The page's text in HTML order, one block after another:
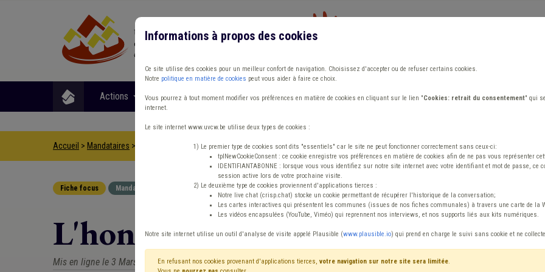
Actions Matières Formations Publications Outils Fiches
Accueil > Mandataires > L'honorariat des mandataires locaux
Fiche focus Mandataires
L'honorariat des mandataires
Mis en ligne le 3 Mars 2008 - Dernière mise à jour le 10 Octobre 2025
Informations à propos des cookies
Ce site utilise des cookies pour un meilleur confort de navigation. Choisissez d'accepter ou de refuser certains cookies.
Notre politique en matière de cookies peut vous aider à faire ce choix.
Vous pourrez à tout moment modifier vos préférences en matière de cookies en cliquant sur le lien "Cookies: retrait du consentement" qui
internet.
Le site internet www.uvcw.be utilise deux types de cookies :
1) Le premier type de cookies sont dits "essentiels" car le site ne peut fonctionner correctement sans ceux-ci:
tplNewCookieConsent : ce cookie enregistre vos préférences en matière de cookies afin de ne pas vous représenter
IDENTIFIANTABONNE : lorsque vous vous identifiez sur notre site internet avec votre identifiant et mot de passe, ce
session active lors de votre prochaine visite.
2) Le deuxième type de cookies proviennent d'applications tierces :
Notre live chat (crisp.chat) stocke un cookie permettant de récupérer l'historique de la conversation;
Les cartes interactives qui présentent les communes (issues de nos fiches communales) à travers une carte de la
Les vidéos encapsulées (YouTube, Viméo) qui reprennent nos interviews, et nos supports liés aux kits numériques.
Notre site internet utilise un outil d'analyse de visite appelé Plausible (www.plausible.io) qui prend en charge le suivi sans cookie et ne
En refusant nos cookies provenant d'applications tierces, votre navigation sur notre site sera limitée.